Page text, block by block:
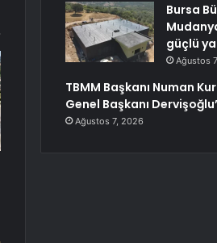
Bursa
güçlü
Ağustos
TBMM Başkanı Numan
Genel Başkanı
Ağustos 7, 2026